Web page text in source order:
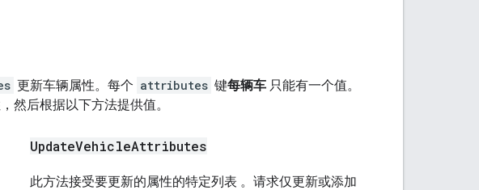
更新车辆属性。每个 attributes 键每辆车 只能有一个值。
然后根据以下方法提供值。
UpdateVehicleAttributes
此方法接受要更新的属性的特定列表 。请求仅更新或添加